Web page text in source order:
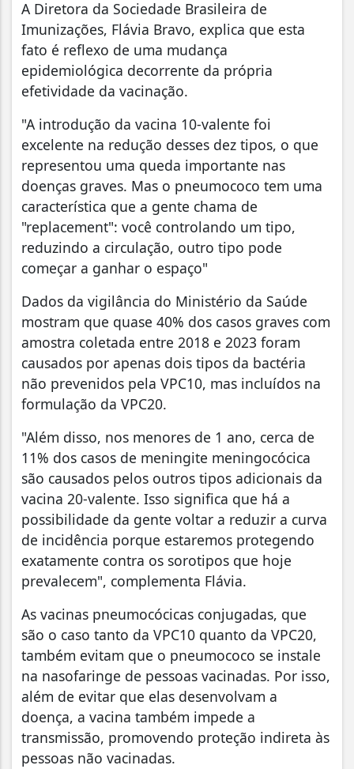
A Diretora da Sociedade Brasileira de
Imunizações, Flávia Bravo, explica que esta
fato é reflexo de uma mudança
epidemiológica decorrente da própria
efetividade da vacinação.
"A introdução da vacina 10-valente foi
excelente na redução desses dez tipos, o que
representou uma queda importante nas
doenças graves. Mas o pneumococo tem uma
característica que a gente chama de
"replacement": você controlando um tipo,
reduzindo a circulação, outro tipo pode
começar a ganhar o espaço"
Dados da vigilância do Ministério da Saúde
mostram que quase 40% dos casos graves com
amostra coletada entre 2018 e 2023 foram
causados por apenas dois tipos da bactéria
não prevenidos pela VPC10, mas incluídos na
formulação da VPC20.
"Além disso, nos menores de 1 ano, cerca de
11% dos casos de meningite meningocócica
são causados pelos outros tipos adicionais da
vacina 20-valente. Isso significa que há a
possibilidade da gente voltar a reduzir a curva
de incidência porque estaremos protegendo
exatamente contra os sorotipos que hoje
prevalecem", complementa Flávia.
As vacinas pneumocócicas conjugadas, que
são o caso tanto da VPC10 quanto da VPC20,
também evitam que o pneumococo se instale
na nasofaringe de pessoas vacinadas. Por isso,
além de evitar que elas desenvolvam a
doença, a vacina também impede a
transmissão, promovendo proteção indireta às
pessoas não vacinadas.